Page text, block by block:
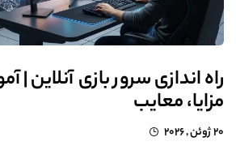
راه اندازی سرور بازی آنلاین |
مزایا، معایب
20 ژوئن , 2026